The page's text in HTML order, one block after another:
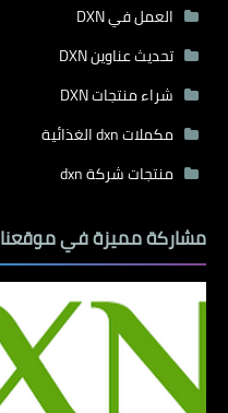
العمل في DXN
تحديث عناوين DXN
شراء منتجات DXN
مكملات dxn الغذائية
منتجات شركة dxn
مشاركة مميزة في موقعنا